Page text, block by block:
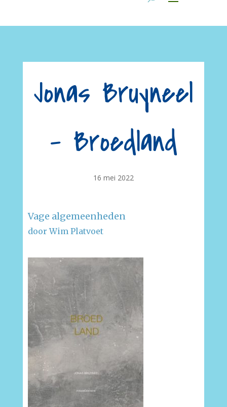
Jonas Bruyneel
– Broedland
16 mei 2022
Vage algemeenheden
door Wim Platvoet